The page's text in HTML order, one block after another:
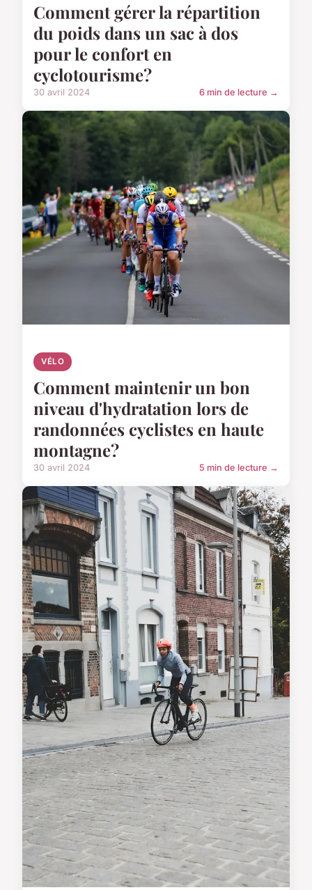
Comment gérer la répartition
du poids dans un sac à dos
pour le confort en
cyclotourisme?
30 avril 2024 6 min de lecture →
VÉLO
Comment maintenir un bon
niveau d'hydratation lors de
randonnées cyclistes en haute
montagne?
30 avril 2024 5 min de lecture →